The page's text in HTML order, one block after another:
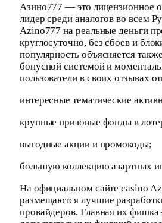
Азино777 — это лицензионное
лидер среди аналогов во всем
Azino777 на реальные деньги
круглосуточно, без сбоев и
популярность объясняется
бонусной системой и
пользователи в своих отзывах
интересные тематические
крупные призовые фонды в
выгодные акции и промокоды;
большую коллекцию азартных
На официальном сайте casino
размещаются лучшие
провайдеров. Главная их